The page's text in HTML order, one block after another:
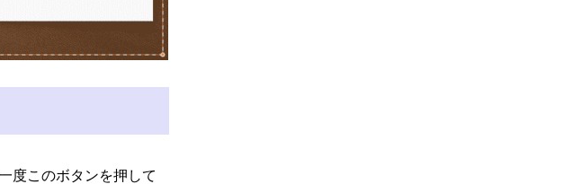
度このボタンを押して